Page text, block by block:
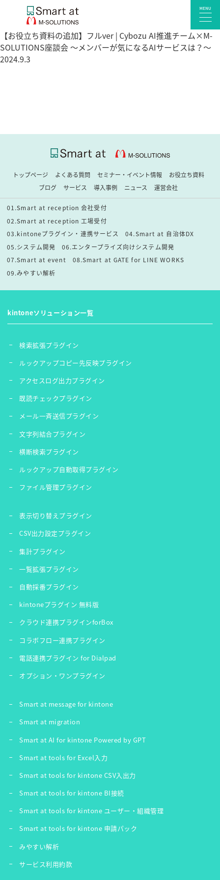
サービス一覧
システム開発
Smart at event
Smart at GATE for LINE WORKS
MENU
【お役立ち資料の追加】フルver | Cybozu AI推進チーム×M-
SOLUTIONS座談会 〜メンバーが気になるAIサービスは？〜
2024.9.3
トップページ よくある質問 セミナー・イベント情報
お役立ち資料
ブログ
サービス 導入事例 ニュース 運営会社
01.Smart at reception 会社受付
02.Smart at reception 工場受付
03.kintoneプラグイン・連携サービス
04.Smart at 自治体DX
05.システム開発
06.エンタープライズ向けシステム開発
07.Smart at event
08.Smart at GATE for LINE WORKS
09.みやすい解析
kintoneソリューション一覧
検索拡張プラグイン
ルックアップコピー先反映プラグイン
アクセスログ出力プラグイン
既読チェックプラグイン
メール一斉送信プラグイン
文字列結合プラグイン
横断検索プラグイン
ルックアップ自動取得プラグイン
ファイル管理プラグイン
表示切り替えプラグイン
CSV出力設定プラグイン
集計プラグイン
一覧拡張プラグイン
自動採番プラグイン
kintoneプラグイン 無料版
クラウド連携プラグインforBox
コラボフロー連携プラグイン
電話連携プラグイン for Dialpad
オプション・ワンプラグイン
Smart at message for kintone
Smart at migration
Smart at AI for kintone Powered by GPT
Smart at tools for Excel入力
Smart at tools for kintone CSV入出力
Smart at tools for kintone BI接続
Smart at tools for kintone ユーザー・組織管理
Smart at tools for kintone 申請パック
みやすい解析
サービス利用約款